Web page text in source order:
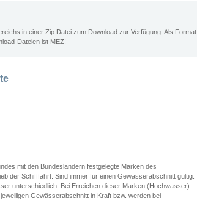
in einer Zip Datei zum Download zur Verfügung. Als Format
Dateien ist MEZ!
mit den Bundesländern festgelegte Marken des
der Schifffahrt. Sind immer für einen Gewässerabschnitt gültig.
unterschiedlich. Bei Erreichen dieser Marken (Hochwasser)
Gewässerabschnitt in Kraft bzw. werden bei